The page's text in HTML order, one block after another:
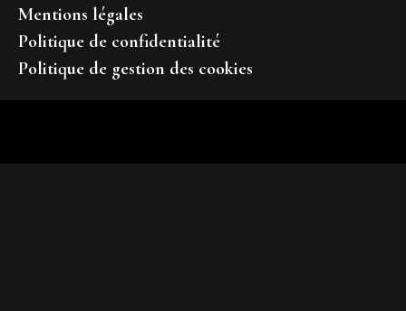
Mentions légales
Politique de confidentialité
Politique de gestion des cookies